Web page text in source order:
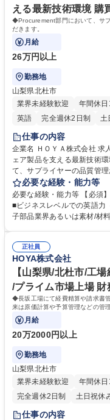
える最新技術環境 購
◆Procurement部門において、サ
だきます。
月給
26万円以上
勤務地
山梨県北杜市
業界未経験歓迎
年間休
英語
完全週休2日制 土
仕事の内容
企業名 ＨＯＹＡ株式会社 求人名 【山梨県/長坂/調達・購買】世界トップシ
ェア製品を支える最新技術環境◎ 仕事の内容 ◆Procurement
て、サプライヤーの品質管
【具体的な業務内容】■シン
サプライヤーの品質管理お
ー評価制度の運用 ■顧客要
の調査・選定（サプライヤ
必要な経験・能力等
必要な経験・能力等 【必須
■ビジネスレベルでの英語力（会話・テキス
子部品業界あるいは素材/材料業界で
正社員
HOYA株式会社
【山梨県/北杜市/工
/プライム市場上場 財
◆長坂工場にて経費精算や請求書
来は原価計算や予算管理などの管
活躍できるキャリアを目指せます。
月給
20万2000円以上
勤務地
山梨県北杜市
業界未経験歓迎
年間休
完全週休2日制
土日祝休
仕事の内容